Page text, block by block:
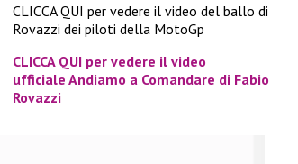
CLICCA QUI per vedere il video del ballo di
Rovazzi dei piloti della MotoGp
CLICCA QUI per vedere il video
ufficiale Andiamo a Comandare di Fabio
Rovazzi